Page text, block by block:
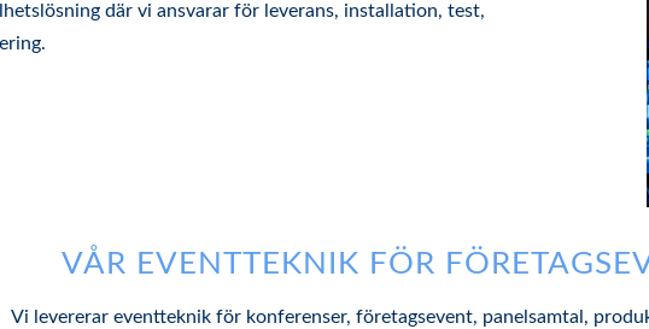
där vi ansvarar för leverans, installation, test,
VÅR EVENTTEKNIK FÖR
Vi levererar eventteknik för konferenser, företagsevent, panelsamtal,